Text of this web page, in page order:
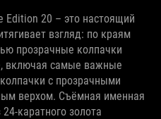
Edition 20 – это настоящий
взгляд: по краям
прозрачные колпачки
включая самые важные
с прозрачными
верхом. Съёмная именная
золота